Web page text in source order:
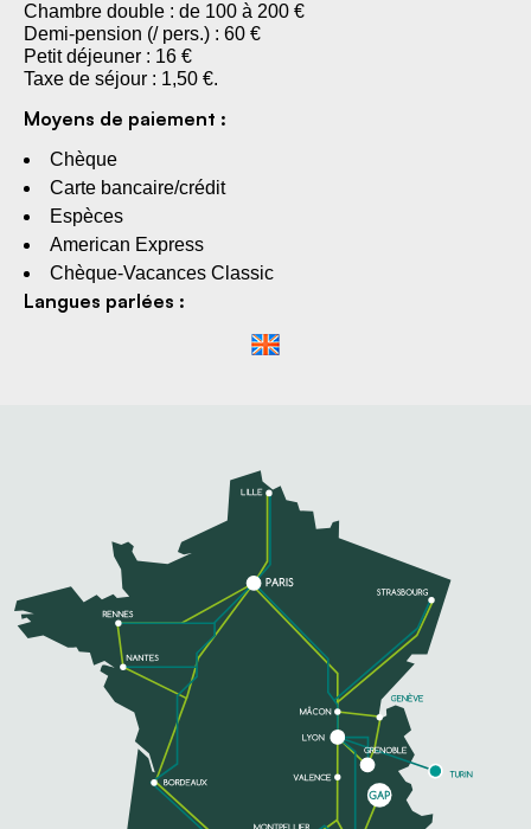
Chambre double : de 100 à 200 €
Demi-pension (/ pers.) : 60 €
Petit déjeuner : 16 €
Taxe de séjour : 1,50 €.
Moyens de paiement :
Chèque
Carte bancaire/crédit
Espèces
American Express
Chèque-Vacances Classic
Langues parlées :